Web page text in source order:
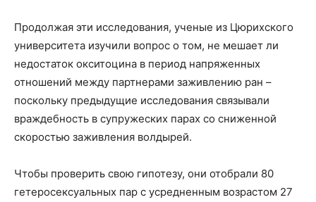
Продолжая эти исследования, ученые из Цюрихского
университета изучили вопрос о том, не мешает ли
недостаток окситоцина в период напряженных
отношений между партнерами заживлению ран –
поскольку предыдущие исследования связывали
враждебность в супружеских парах со сниженной
скоростью заживления волдырей.
Чтобы проверить свою гипотезу, они отобрали 80
гетеросексуальных пар с усредненным возрастом 27